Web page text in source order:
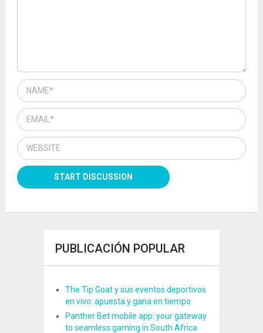
PUBLICACIÓN POPULAR
The Tip Goat y sus eventos deportivos
en vivo: apuesta y gana en tiempo
Panther Bet mobile app: your gateway
to seamless gaming in South Africa